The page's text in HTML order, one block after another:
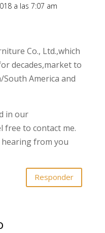
a las 7:07 am
Co., Ltd.,which
decades,market to
America and
in our
free to contact me.
from you
Responder